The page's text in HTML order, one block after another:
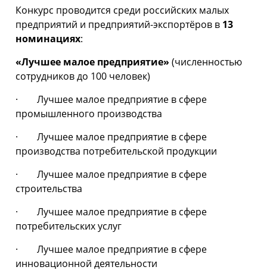
Конкурс проводится среди российских малых
предприятий и предприятий-экспортёров в 13
номинациях:
«Лучшее малое предприятие» (численностью
сотрудников до 100 человек)
· Лучшее малое предприятие в сфере
промышленного производства
· Лучшее малое предприятие в сфере
производства потребительской продукции
· Лучшее малое предприятие в сфере
строительства
· Лучшее малое предприятие в сфере
потребительских услуг
· Лучшее малое предприятие в сфере
инновационной деятельности